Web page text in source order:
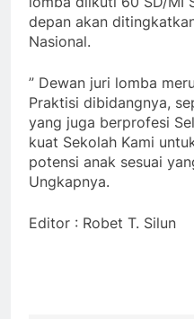
depan akan
Nasional.
” Dewan juri lomba
Praktisi dibidangnya,
yang juga berprofesi
kuat Sekolah Kami
potensi anak sesuai
Ungkapnya.
Editor : Robet T. Silun